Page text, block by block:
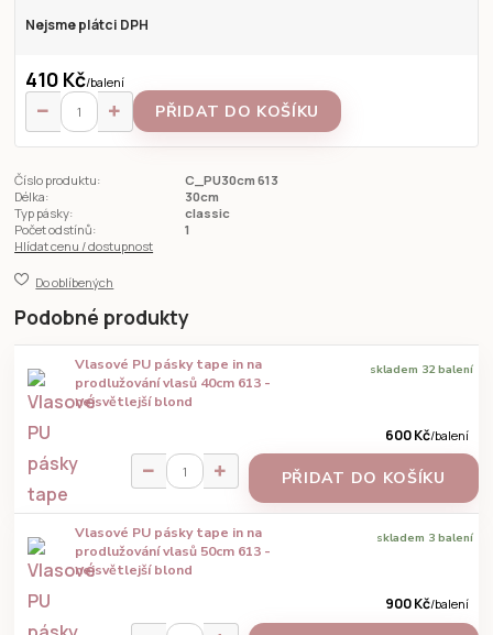
Nejsme plátci DPH
410 Kč/balení
PŘIDAT DO KOŠÍKU
Číslo produktu:
C_PU30cm 613
Délka:
30cm
Typ pásky:
classic
Počet odstínů:
1
Hlídat cenu / dostupnost
Do oblíbených
Podobné produkty
Vlasové PU pásky tape in na
prodlužování vlasů 40cm 613 -
nejsvětlejší blond
600 Kč/balení
skladem 32 balení
PŘIDAT DO KOŠÍKU
Vlasové PU pásky tape in na
prodlužování vlasů 50cm 613 -
nejsvětlejší blond
900 Kč/balení
skladem 3 balení